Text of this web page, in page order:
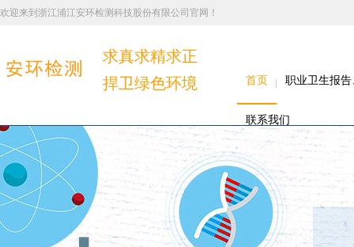
欢迎来到浙江浦江安环检测科技股份有限公司官网！
求真求精求正
捍卫绿色环境
首页 职业卫生报
联系我们